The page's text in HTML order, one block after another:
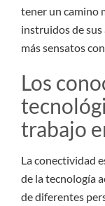
tener un camino
instruidos de
más sensatos
Los
trabajo
La conectividad
de la tecnología
de diferentes